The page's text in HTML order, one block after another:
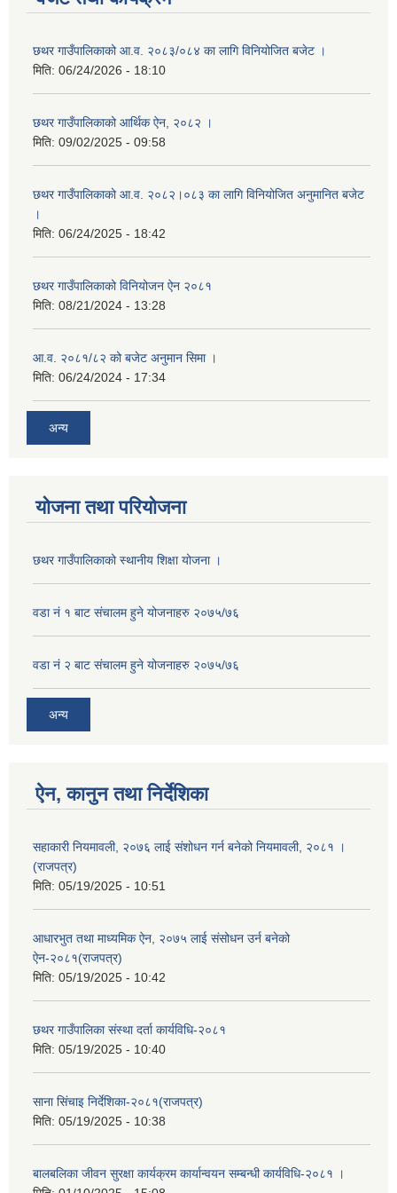
छथर गाउँपालिकाको आ.व. २०८३/०८४ का लागि विनियोजित बजेट ।
मिति: 06/24/2026 - 18:10
छथर गाउँपालिकाको आर्थिक ऐन, २०८२ ।
मिति: 09/02/2025 - 09:58
छथर गाउँपालिकाको आ.व. २०८२।०८३ का लागि विनियोजित अनुमानित बजेट
।
मिति: 06/24/2025 - 18:42
छथर गाउँपालिकाको विनियोजन ऐन २०८१
मिति: 08/21/2024 - 13:28
आ.व. २०८१/८२ को बजेट अनुमान सिमा ।
मिति: 06/24/2024 - 17:34
अन्य
योजना तथा परियोजना
छथर गाउँपालिकाको स्थानीय शिक्षा योजना ।
वडा नं १ बाट संचालम हुने योजनाहरु २०७५/७६
वडा नं २ बाट संचालम हुने योजनाहरु २०७५/७६
अन्य
ऐन, कानुन तथा निर्देशिका
सहाकारी नियमावली, २०७६ लाई संशोधन गर्न बनेको नियमावली, २०८१ ।
(राजपत्र)
मिति: 05/19/2025 - 10:51
आधारभुत तथा माध्यमिक ऐन, २०७५ लाई संसोधन उर्न बनेको
ऐन-२०८१(राजपत्र)
मिति: 05/19/2025 - 10:42
छथर गाउँपालिका संस्था दर्ता कार्यविधि-२०८१
मिति: 05/19/2025 - 10:40
साना सिंचाइ निर्देशिका-२०८१(राजपत्र)
मिति: 05/19/2025 - 10:38
बालबलिका जीवन सुरक्षा कार्यक्रम कार्यान्वयन सम्बन्धी कार्यविधि-२०८१ ।